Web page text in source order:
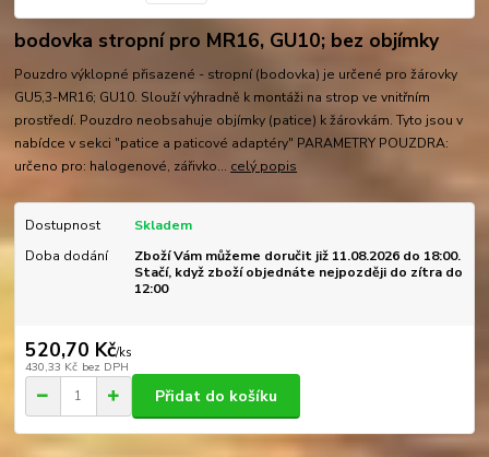
bodovka stropní pro MR16, GU10; bez objímky
Pouzdro výklopné přisazené - stropní (bodovka) je určené pro žárovky
GU5,3-MR16; GU10. Slouží výhradně k montáži na strop ve vnitřním
prostředí. Pouzdro neobsahuje objímky (patice) k žárovkám. Tyto jsou v
nabídce v sekci "patice a paticové adaptéry" PARAMETRY POUZDRA:
určeno pro: halogenové, zářivko... celý popis
Dostupnost
Skladem
Doba dodání
Zboží Vám můžeme doručit již 11.08.2026 do 18:00.
Stačí, když zboží objednáte nejpozději do zítra do
12:00
520,70 Kč/ks
430,33 Kč bez DPH
Přidat do košíku